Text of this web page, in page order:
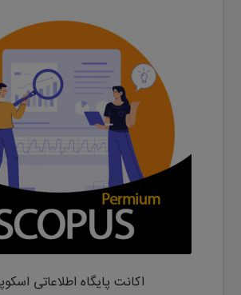
اکانت پایگاه اطلاعاتی
مختلفی
باشد.
گزینه
ها